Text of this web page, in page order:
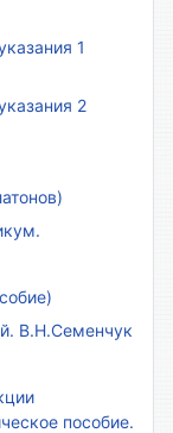
1
2
В.Н.Семенчук
пособие.